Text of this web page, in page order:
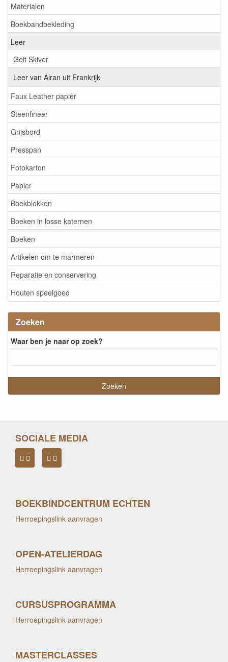
Materialen
Boekbandbekleding
Leer
Geit Skiver
Leer van Alran uit Frankrijk
Faux Leather papier
Steenfineer
Grijsbord
Presspan
Fotokarton
Papier
Boekblokken
Boeken in losse katernen
Boeken
Artikelen om te marmeren
Reparatie en conservering
Houten speelgoed
Zoeken
Waar ben je naar op zoek?
SOCIALE MEDIA
BOEKBINDCENTRUM ECHTEN
Herroepingslink aanvragen
OPEN-ATELIERDAG
Herroepingslink aanvragen
CURSUSPROGRAMMA
Herroepingslink aanvragen
MASTERCLASSES